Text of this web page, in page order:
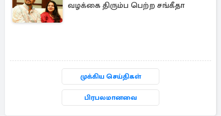
வழக்கை திரும்ப பெற்ற சங்கீதா
முக்கிய செய்திகள்
பிரபலமானவை